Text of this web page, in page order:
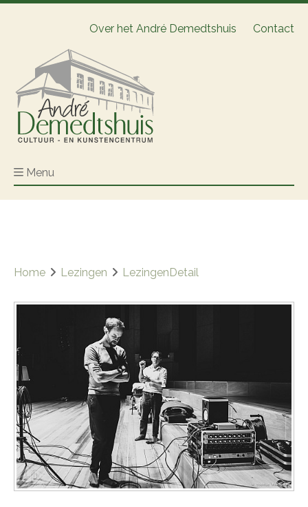
Over het André Demedtshuis Contact
Menu
Home Lezingen LezingenDetail